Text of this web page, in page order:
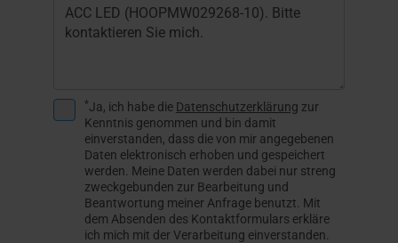
*Ja, ich habe die Datenschutzerklärung zur
Kenntnis genommen und bin damit
einverstanden, dass die von mir angegebenen
Daten elektronisch erhoben und gespeichert
werden. Meine Daten werden dabei nur streng
zweckgebunden zur Bearbeitung und
Beantwortung meiner Anfrage benutzt. Mit
dem Absenden des Kontaktformulars erkläre
ich mich mit der Verarbeitung einverstanden.